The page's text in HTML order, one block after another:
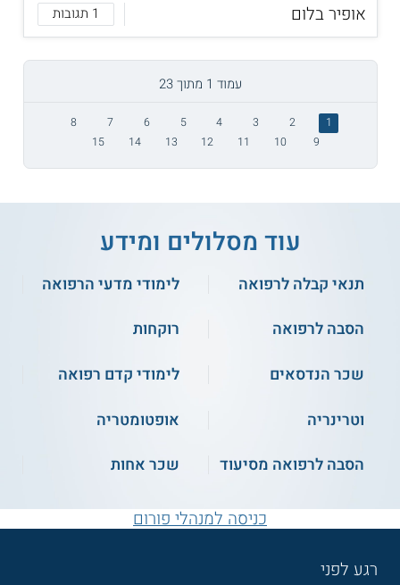
אופיר בלום
1 תגובות
עמוד 1 מתוך 23
1
2
3
4
5
6
7
8
9
10
11
12
13
14
15
עוד מסלולים ומידע
תנאי קבלה לרפואה
לימודי מדעי הרפואה
הסבה לרפואה
רוקחות
שכר הנדסאים
לימודי קדם רפואה
וטרינריה
אופטומטריה
הסבה לרפואה מסיעוד
שכר אחות
כניסה למנהלי פורום
רגע לפני